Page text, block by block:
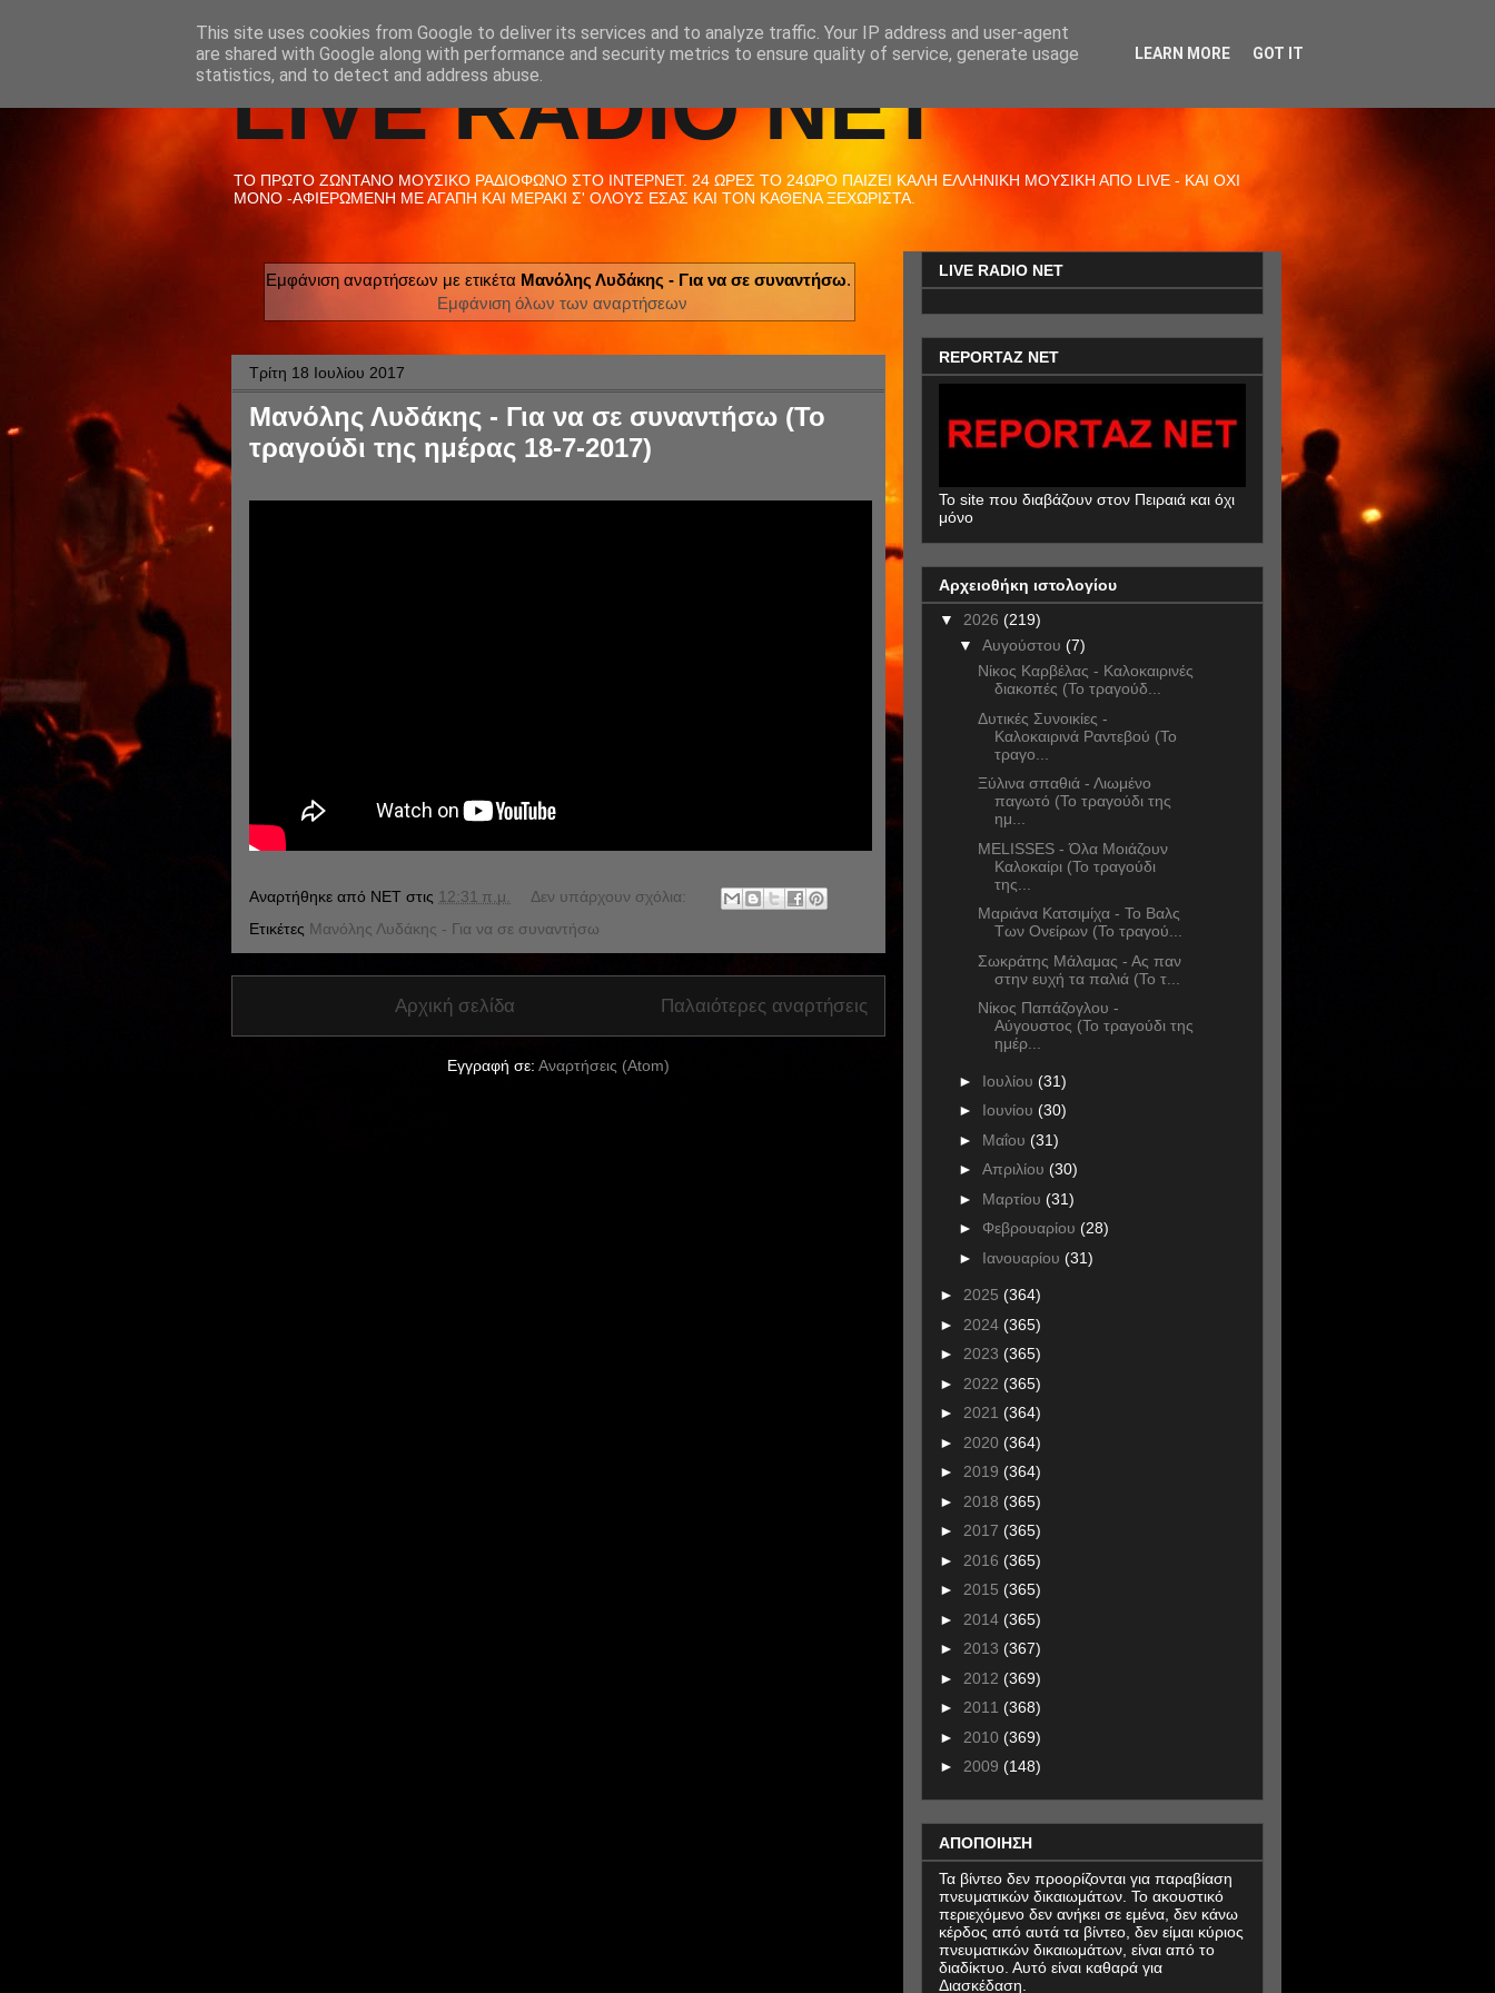
LIVE RADIO NET
ΤΟ ΠΡΩΤΟ ΖΩΝΤΑΝΟ ΜΟΥΣΙΚΟ ΡΑΔΙΟΦΩΝΟ ΣΤΟ ΙΝΤΕΡΝΕΤ. 24 ΩΡΕΣ ΤΟ 24ΩΡΟ ΠΑΙΖΕΙ ΚΑΛΗ ΕΛΛΗΝΙΚΗ ΜΟΥΣΙΚΗ ΑΠΟ LIVE - ΚΑΙ ΟΧΙ
ΜΟΝΟ -ΑΦΙΕΡΩΜΕΝΗ ΜΕ ΑΓΑΠΗ ΚΑΙ ΜΕΡΑΚΙ Σ' ΟΛΟΥΣ ΕΣΑΣ ΚΑΙ ΤΟΝ ΚΑΘΕΝΑ ΞΕΧΩΡΙΣΤΑ.
Εμφάνιση αναρτήσεων με ετικέτα Μανόλης Λυδάκης - Για να σε συναντήσω.
Εμφάνιση όλων των αναρτήσεων
Τρίτη 18 Ιουλίου 2017
Μανόλης Λυδάκης - Για να σε συναντήσω (Το
τραγούδι της ημέρας 18-7-2017)
Αναρτήθηκε από NET στις 12:31 π.μ.
Δεν υπάρχουν σχόλια:
Ετικέτες Μανόλης Λυδάκης - Για να σε συναντήσω
Παλαιότερες αναρτήσεις
Αρχική σελίδα
Εγγραφή σε: Αναρτήσεις (Atom)
LIVE RADIO NET
REPORTAZ NET
To site που διαβάζουν στον Πειραιά και όχι
μόνο
Αρχειοθήκη ιστολογίου
▼ 2026 (219)
▼ Αυγούστου (7)
Νίκος Καρβέλας - Καλοκαιρινές
διακοπές (Το τραγούδ...
Δυτικές Συνοικίες -
Καλοκαιρινά Ραντεβού (Το
τραγο...
Ξύλινα σπαθιά - Λιωμένο
παγωτό (Το τραγούδι της
ημ...
MELISSES - Όλα Μοιάζουν
Καλοκαίρι (Το τραγούδι
της...
Μαριάνα Κατσιμίχα - Το Βαλς
Των Ονείρων (Το τραγού...
Σωκράτης Μάλαμας - Ας παν
στην ευχή τα παλιά (Το τ...
Νίκος Παπάζογλου -
Αύγουστος (Το τραγούδι της
ημέρ...
► Ιουλίου (31)
► Ιουνίου (30)
► Μαΐου (31)
► Απριλίου (30)
► Μαρτίου (31)
► Φεβρουαρίου (28)
► Ιανουαρίου (31)
► 2025 (364)
► 2024 (365)
► 2023 (365)
► 2022 (365)
► 2021 (364)
► 2020 (364)
► 2019 (364)
► 2018 (365)
► 2017 (365)
► 2016 (365)
► 2015 (365)
► 2014 (365)
► 2013 (367)
► 2012 (369)
► 2011 (368)
► 2010 (369)
► 2009 (148)
ΑΠΟΠΟΙΗΣΗ
Τα βίντεο δεν προορίζονται για παραβίαση
πνευματικών δικαιωμάτων. Το ακουστικό
περιεχόμενο δεν ανήκει σε εμένα, δεν κάνω
κέρδος από αυτά τα βίντεο, δεν είμαι κύριος
πνευματικών δικαιωμάτων, είναι από το
διαδίκτυο. Αυτό είναι καθαρά για
Διασκέδαση.
This site uses cookies from Google to deliver its services and to analyze traffic. Your IP address and user-agent
are shared with Google along with performance and security metrics to ensure quality of service, generate usage
statistics, and to detect and address abuse.
LEARN MORE GOT IT